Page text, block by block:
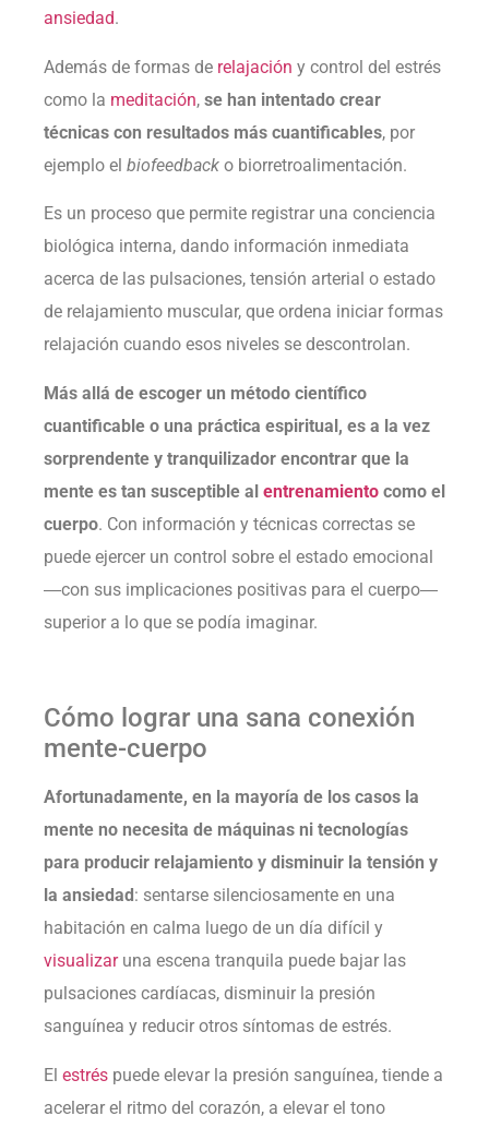
ansiedad.
Además de formas de relajación y control del estrés
como la meditación, se han intentado crear
técnicas con resultados más cuantificables, por
ejemplo el biofeedback o biorretroalimentación.
Es un proceso que permite registrar una conciencia
biológica interna, dando información inmediata
acerca de las pulsaciones, tensión arterial o estado
de relajamiento muscular, que ordena iniciar formas
relajación cuando esos niveles se descontrolan.
Más allá de escoger un método científico
cuantificable o una práctica espiritual, es a la vez
sorprendente y tranquilizador encontrar que la
mente es tan susceptible al entrenamiento como el
cuerpo. Con información y técnicas correctas se
puede ejercer un control sobre el estado emocional
―con sus implicaciones positivas para el cuerpo―
superior a lo que se podía imaginar.
Cómo lograr una sana conexión
mente-cuerpo
Afortunadamente, en la mayoría de los casos la
mente no necesita de máquinas ni tecnologías
para producir relajamiento y disminuir la tensión y
la ansiedad : sentarse silenciosamente en una
habitación en calma luego de un día difícil y
visualizaruna escena tranquila puede bajar las
pulsaciones cardíacas, disminuir la presión
sanguínea y reducir otros síntomas de estrés.
El estrés puede elevar la presión sanguínea, tiende a
acelerar el ritmo del corazón, a elevar el tono